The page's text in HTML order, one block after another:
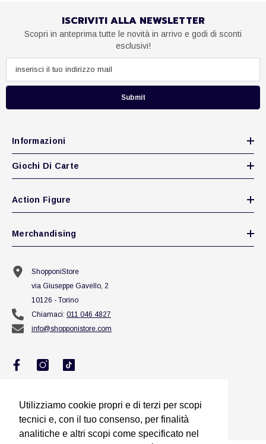
Utilizziamo cookie propri e di terzi per scopi
tecnici e, con il tuo consenso, per finalità
analitiche e altri scopi come specificato nel
Utilizziamo cookie propri e di terzi per scopi
tecnici e, con il tuo consenso, per finalità
analitiche e altri scopi come specificato nel
ISCRIVITI ALLA NEWSLETTER
Scopri in anteprima tutte le novità in arrivo e godi di sconti
esclusivi!
Submit
Informazioni
Giochi Di Carte
Action Figure
Merchandising
ShopponiStore
via Giuseppe Gavello, 2
10126 - Torino
Chiamaci: 011 046 4827
info@shopponistore.com